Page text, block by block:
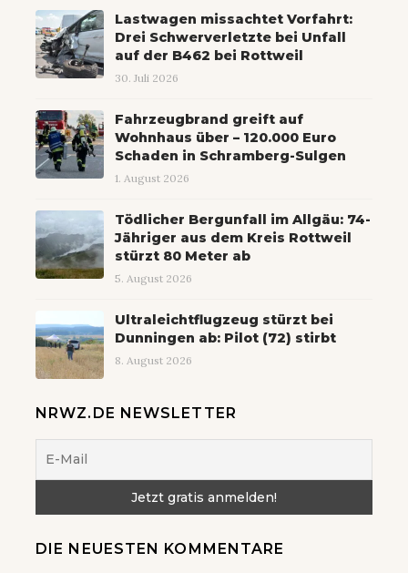
Lastwagen missachtet Vorfahrt:
Drei Schwerverletzte bei Unfall
auf der B462 bei Rottweil
30. Juli 2026
Fahrzeugbrand greift auf
Wohnhaus über – 120.000 Euro
Schaden in Schramberg-Sulgen
1. August 2026
Tödlicher Bergunfall im Allgäu: 74-
Jähriger aus dem Kreis Rottweil
stürzt 80 Meter ab
5. August 2026
Ultraleichtflugzeug stürzt bei
Dunningen ab: Pilot (72) stirbt
8. August 2026
NRWZ.DE NEWSLETTER
DIE NEUESTEN KOMMENTARE